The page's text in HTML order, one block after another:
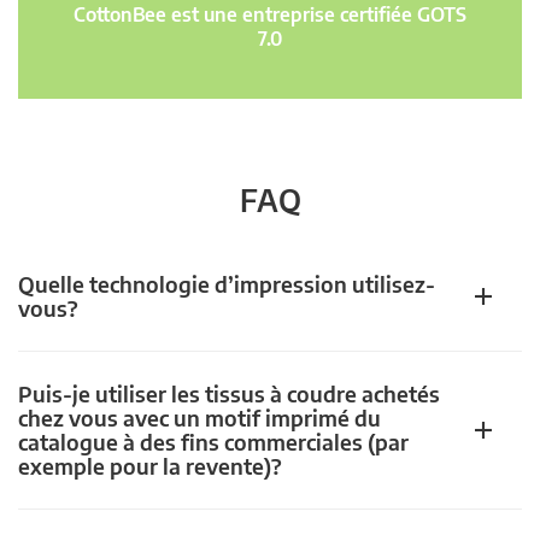
CottonBee est une entreprise certifiée GOTS
7.0
FAQ
Quelle technologie d’impression utilisez-
vous?
Puis-je utiliser les tissus à coudre achetés
chez vous avec un motif imprimé du
catalogue à des fins commerciales (par
exemple pour la revente)?